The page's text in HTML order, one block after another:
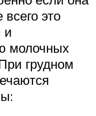
это
и
молочных
грудном